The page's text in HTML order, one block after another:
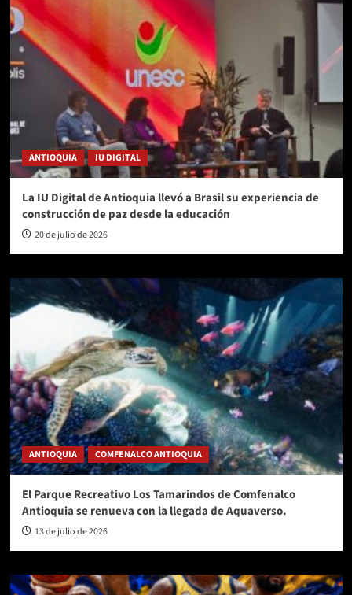
ANTIOQUIA IU DIGITAL
La IU Digital de Antioquia llevó a Brasil su experiencia de
construcción de paz desde la educación
20 de julio de 2026
ANTIOQUIA COMFENALCO ANTIOQUIA
El Parque Recreativo Los Tamarindos de Comfenalco
Antioquia se renueva con la llegada de Aquaverso.
13 de julio de 2026